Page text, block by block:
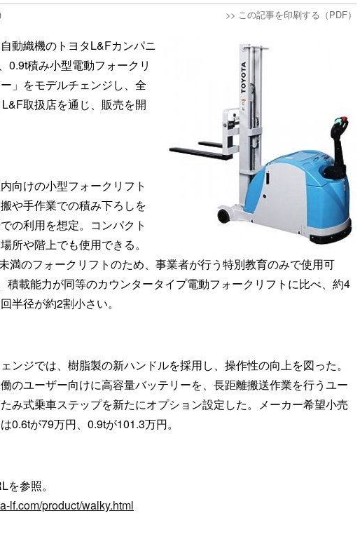
>> この記事を印刷する（PDF）
動織機のトヨタL&Fカンパニ
0.9t積み小型電動フォークリ
」をモデルチェンジし、全
取扱店を通じ、販売を開
向けの小型フォークリフト
や手作業での積み下ろしを
の利用を想定。コンパクト
所や階上でも使用できる。
満のフォークリフトのため、事業者が行う特別教育のみで使用可
積載能力が同等のカウンタータイプ電動フォークリフトに比べ、約4
半径が約2割小さい。
ンジでは、樹脂製の新ハンドルを採用し、操作性の向上を図った。
のユーザー向けに高容量バッテリーを、長距離搬送作業を行うユー
み式乗車ステップを新たにオプション設定した。メーカー希望小売
0.6tが79万円、0.9tが101.3万円。
参照。
lf.com/product/walky.html